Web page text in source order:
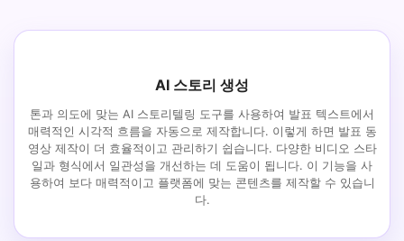
AI 스토리 생성
톤과 의도에 맞는 AI 스토리텔링 도구를 사용하여 발표 텍스트에서
매력적인 시각적 흐름을 자동으로 제작합니다. 이렇게 하면 발표 동
영상 제작이 더 효율적이고 관리하기 쉽습니다. 다양한 비디오 스타
일과 형식에서 일관성을 개선하는 데 도움이 됩니다. 이 기능을 사
용하여 보다 매력적이고 플랫폼에 맞는 콘텐츠를 제작할 수 있습니
다.